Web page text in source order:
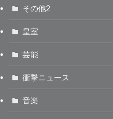
その他2
皇室
芸能
衝撃ニュース
音楽